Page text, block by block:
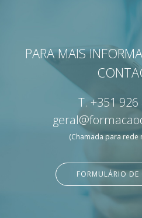
PARA MAIS
T.+351
(Chamada para rede
FORMULÁRIO